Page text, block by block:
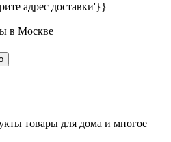
адрес доставки'}}
в Москве
товары для дома и многое